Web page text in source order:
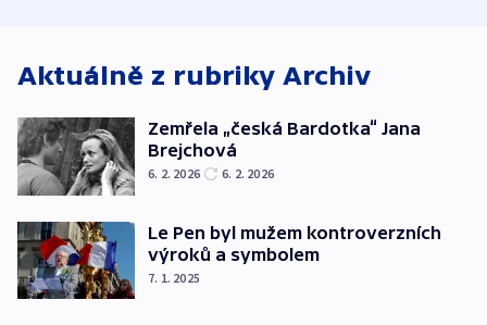
Aktuálně z rubriky Archiv
Zemřela „česká Bardotka“ Jana
Brejchová
6. 2. 2026 6. 2. 2026
Le Pen byl mužem kontroverzních
výroků a symbolem
7. 1. 2025